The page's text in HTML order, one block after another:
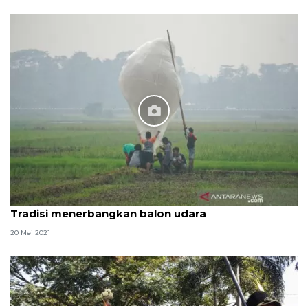
Tradisi menerbangkan balon udara
20 Mei 2021